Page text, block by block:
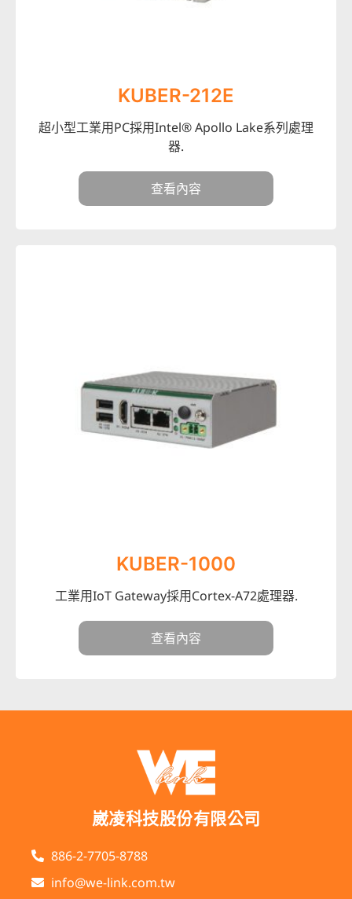
KUBER-212E
超小型工業用PC採用Intel® Apollo Lake系列處理
器.
查看內容
KUBER-1000
工業用IoT Gateway採用Cortex-A72處理器.
查看內容
崴凌科技股份有限公司
886-2-7705-8788
info@we-link.com.tw